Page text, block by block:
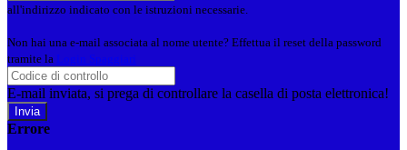
all'indirizzo indicato con le istruzioni necessarie.
Non hai una e-mail associata al nome utente? Effettua il reset della password
tramite la Login Spaggiari
E-mail inviata, si prega di controllare la casella di posta elettronica!
Errore